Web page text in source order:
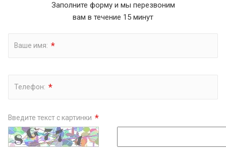
Заполните форму и мы перезвоним
вам в течение 15 минут
Ваше имя: *
Телефон: *
Введите текст с картинки *